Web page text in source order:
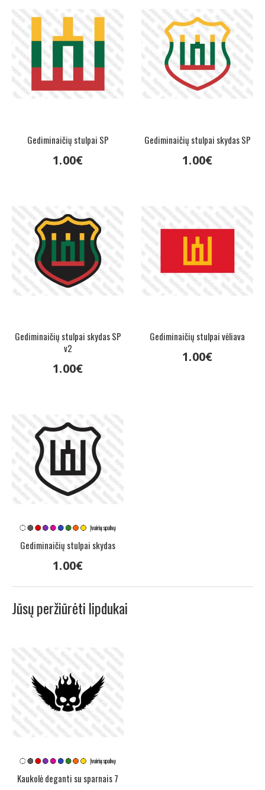
Gediminaičių stulpai SP
1.00€
Gediminaičių stulpai skydas SP
1.00€
Gediminaičių stulpai skydas SP
v2
1.00€
Gediminaičių stulpai vėliava
1.00€
Gediminaičių stulpai skydas
1.00€
Jūsų peržiūrėti lipdukai
Kaukolė deganti su sparnais 7